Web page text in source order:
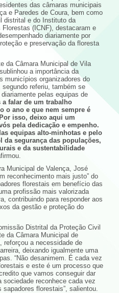
das câmaras municipais
e Paredes de Coura, bem como
distrital e do Instituto da
(ICNF), destacaram e
diariamente por
e preservação da floresta
da Câmara Municipal de Vila
a importância da
municípios organizadores do
referiu, também se
pelas equipas de
a falar de um trabalho
o ano e que nem sempre é
isso, deixo aqui um
pela dedicação e empenho.
equipas alto-minhotas e pelo
segurança das populações,
e da sustentabilidade
Municipal de Valença, José
reconhecimento mais justo” do
florestais em benefício das
profissão mais valorizada
contribuindo para responder aos
da gestão e proteção do
Distrital da Proteção Civil
da Câmara Municipal de
reforçou a necessidade de
deixando igualmente uma
“Não desanimem. É cada vez
e este é um processo que
que vamos conseguir dar
reconhece cada vez
florestais”, salientou.